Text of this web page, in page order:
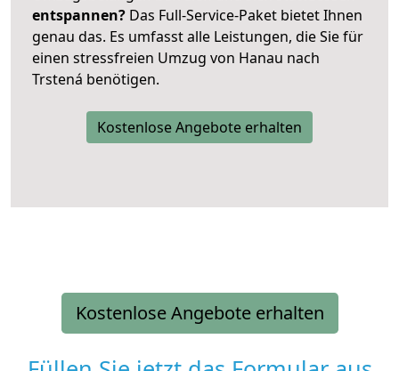
entspannen? Das Full-Service-Paket bietet Ihnen
genau das. Es umfasst alle Leistungen, die Sie für
einen stressfreien Umzug von Hanau nach
Trstená benötigen.
Kostenlose Angebote erhalten
Kostenlose Angebote erhalten